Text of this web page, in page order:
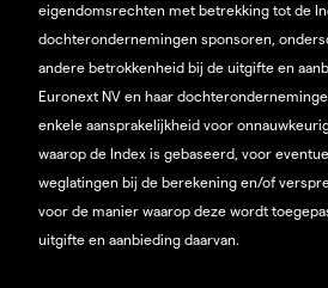
eigendomsrechten met betrekking tot de
dochterondernemingen sponsoren,
andere betrokkenheid bij de uitgifte en
Euronext NV en haar
enkele aansprakelijkheid voor
waarop de Index is gebaseerd, voor
weglatingen bij de berekening en/of
voor de manier waarop deze wordt
uitgifte en aanbieding daarvan.